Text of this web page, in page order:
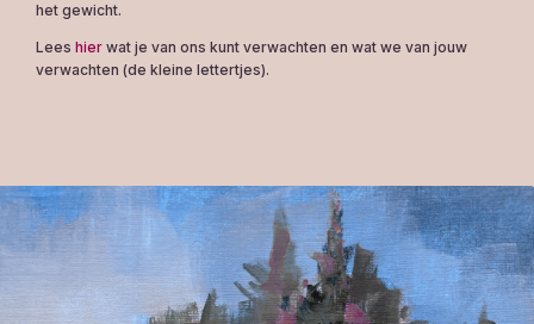
het gewicht.
Lees hier wat je van ons kunt verwachten en wat we van jouw
verwachten (de kleine lettertjes).